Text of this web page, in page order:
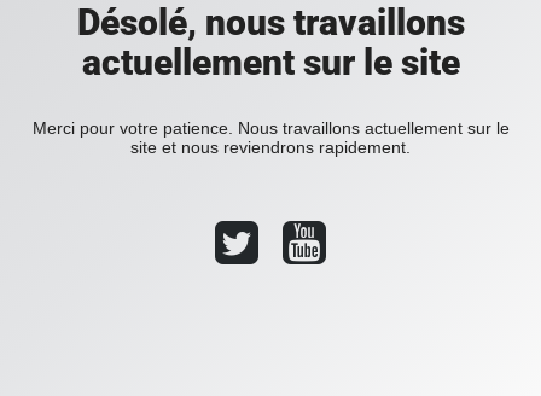
Désolé, nous travaillons
actuellement sur le site
Merci pour votre patience. Nous travaillons actuellement sur le
site et nous reviendrons rapidement.